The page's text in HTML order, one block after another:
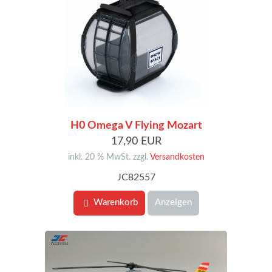
H0 Omega V Flying Mozart
17,90 EUR
inkl. 20 % MwSt. zzgl. Versandkosten
JC82557
Warenkorb Anzeigen